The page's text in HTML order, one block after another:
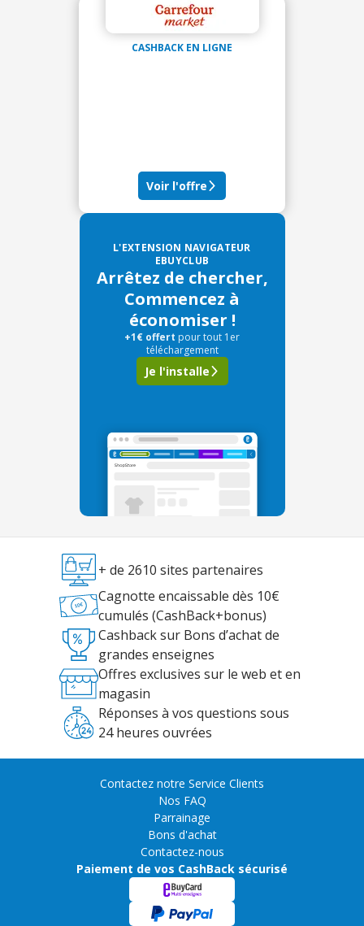
CASHBACK EN LIGNE
Voir l'offre
L'EXTENSION NAVIGATEUR
EBUYCLUB
Arrêtez de chercher,
Commencez à
économiser !
+1€ offert pour tout 1er
téléchargement
Je l'installe
+ de 2610 sites partenaires
Cagnotte encaissable dès 10€
cumulés (CashBack+bonus)
Cashback sur Bons d’achat de
grandes enseignes
Offres exclusives sur le web et en
magasin
Réponses à vos questions sous
24 heures ouvrées
Contactez notre Service Clients
Nos FAQ
Parrainage
Bons d'achat
Contactez-nous
Paiement de vos CashBack sécurisé